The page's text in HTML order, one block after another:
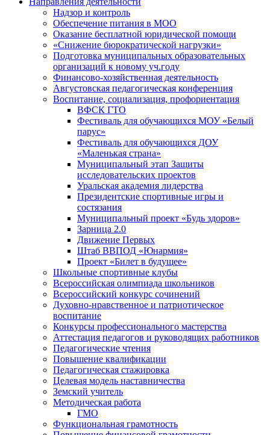
Надзор и контроль
Обеспечение питания в МОО
Оказание бесплатной юридической помощи
«Снижение бюрократической нагрузки»
Подготовка муниципальных образовательных
организаций к новому уч.году
Финансово-хозяйственная деятельность
Августовская педагогическая конференция
Воспитание, социализация, профориентация
ВФСК ГТО
Фестиваль для обучающихся МОУ «Белый
парус»
Фестиваль для обучающихся ДОУ
«Маленькая страна»
Муниципальный этап Защиты
исследовательских проектов
Уральская академия лидерства
Президентские спортивные игры и
состязания
Муниципальный проект «Будь здоров»
Зарница 2.0
Движение Первых
Штаб ВВПОД «Юнармия»
Проект «Билет в будущее»
Школьные спортивные клубы
Всероссийская олимпиада школьников
Всероссийский конкурс сочинений
Духовно-нравственное и патриотическое
воспитание
Конкурсы профессионального мастерства
Аттестация педагогов и руководящих работников
Педагогические чтения
Повышение квалификации
Педагогическая стажировка
Целевая модель наставничества
Земский учитель
Методическая работа
ГМО
Функциональная грамотность